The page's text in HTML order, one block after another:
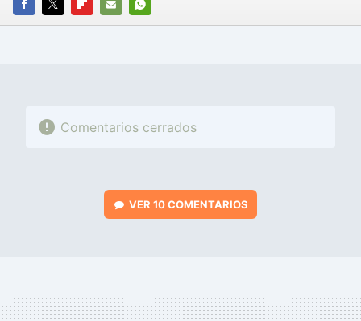
FACEBOOK
TWITTERFLIPBOARD
E-
WHATSAPP
Comentarios cerrados
VER 10 COMENTARIOS